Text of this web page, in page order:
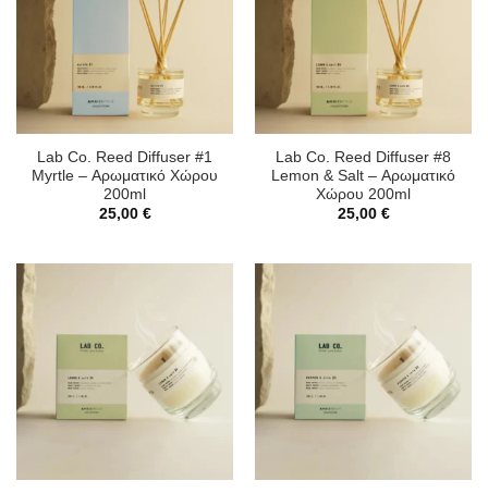
Lab Co. Reed Diffuser #1
Myrtle – Αρωματικό Χώρου
200ml
25,00 €
Lab Co. Reed Diffuser #8
Lemon & Salt – Αρωματικό
Χώρου 200ml
25,00 €